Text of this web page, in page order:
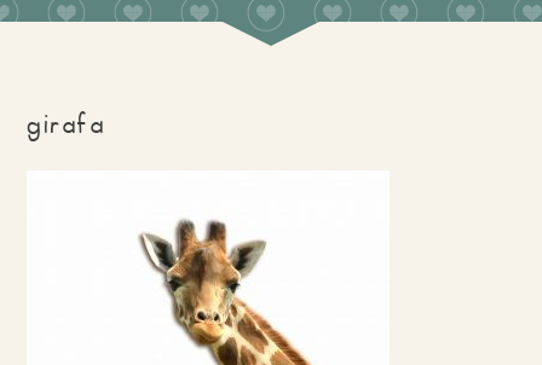
girafa